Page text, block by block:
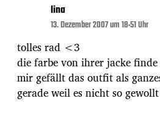
lina
13. Dezember 2007 um 18:51 Uhr
tolles rad <3
die farbe von ihrer jacke
mir gefällt das outfit als
gerade weil es nicht so